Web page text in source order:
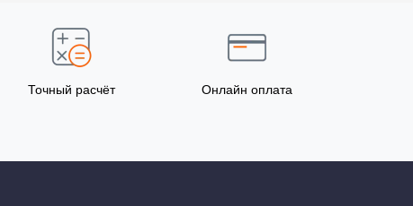
Точный расчёт Онлайн оплата